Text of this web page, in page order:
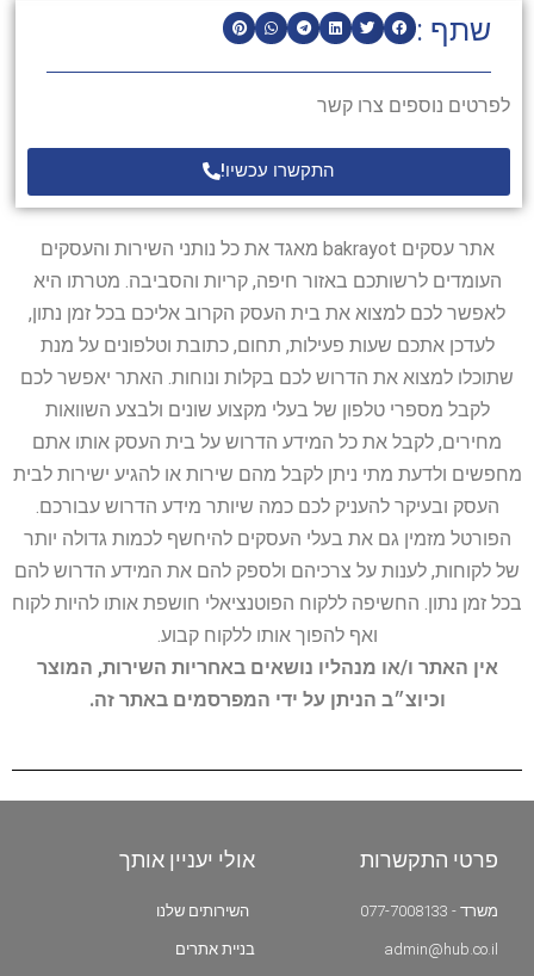
שתף :
לפרטים נוספים צרו קשר
התקשרו עכשיו!
אתר עסקים bakrayot מאגד את כל נותני השירות והעסקים
העומדים לרשותכם באזור חיפה, קריות והסביבה. מטרתו היא
לאפשר לכם למצוא את בית העסק הקרוב אליכם בכל זמן נתון,
לעדכן אתכם שעות פעילות, תחום, כתובת וטלפונים על מנת
שתוכלו למצוא את הדרוש לכם בקלות ונוחות. האתר יאפשר לכם
לקבל מספרי טלפון של בעלי מקצוע שונים ולבצע השוואות
מחירים, לקבל את כל המידע הדרוש על בית העסק אותו אתם
מחפשים ולדעת מתי ניתן לקבל מהם שירות או להגיע ישירות לבית
העסק ובעיקר להעניק לכם כמה שיותר מידע הדרוש עבורכם.
הפורטל מזמין גם את בעלי העסקים להיחשף לכמות גדולה יותר
של לקוחות, לענות על צרכיהם ולספק להם את המידע הדרוש להם
בכל זמן נתון. החשיפה ללקוח הפוטנציאלי חושפת אותו להיות לקוח
ואף להפוך אותו ללקוח קבוע.
אין האתר ו/או מנהליו נושאים באחריות השירות, המוצר
וכיוצ״ב הניתן על ידי המפרסמים באתר זה.
פרטי התקשרות
משרד - 077-7008133
admin@hub.co.il
אולי יעניין אותך
השירותים שלנו
בניית אתרים